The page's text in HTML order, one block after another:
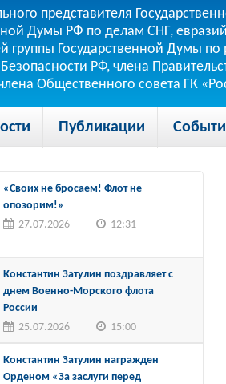
представителя
Думы РФ по делам СНГ,
группы Государственной Думы
РФ, члена
Общественного совета ГК
Публикации
«Своих не бросаем! Флот не
опозорим!»
27.07.2026
12:31
Константин Затулин поздравляет с
днем Военно-Морского флота
России
25.07.2026
15:00
Константин Затулин награжден
Орденом «За заслуги перед